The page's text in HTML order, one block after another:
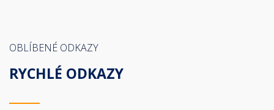
OBLÍBENÉ ODKAZY
RYCHLÉ ODKAZY